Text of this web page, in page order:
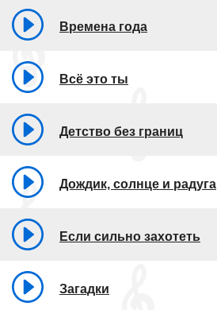
Времена года
Всё это ты
Детство без границ
Дождик, солнце и радуга
Если сильно захотеть
Загадки